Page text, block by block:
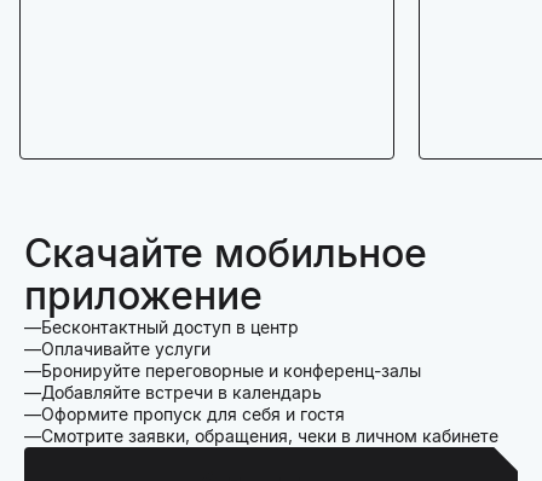
Скачайте мобильное
приложение
Бесконтактный доступ в центр
Оплачивайте услуги
Бронируйте переговорные и конференц-залы
Добавляйте встречи в календарь
Оформите пропуск для себя и гостя
Смотрите заявки, обращения, чеки в личном кабинете